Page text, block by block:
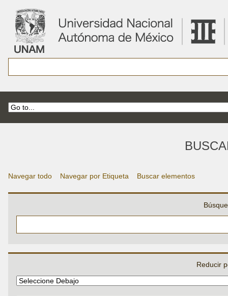
Navegar todo Navegar por Etiqueta Buscar elementos
Reducir